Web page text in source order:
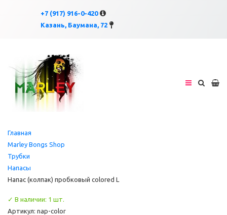
+7 (917) 916-0-420
Казань, Баумана, 72×
Главная
Marley Bongs Shop
Трубки
Напасы
Напас (колпак) пробковый colored L
✓ В наличии: 1 шт.
Артикул: nap-color